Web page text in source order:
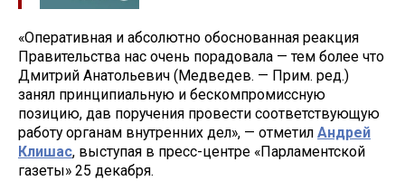
«Оперативная и абсолютно обоснованная реакция
Правительства нас очень порадовала — тем более что
Дмитрий Анатольевич (Медведев. — Прим. ред.)
занял принципиальную и бескомпромиссную
позицию, дав поручения провести соответствующую
работу органам внутренних дел», — отметил Андрей
Клишас, выступая в пресс-центре «Парламентской
газеты» 25 декабря.